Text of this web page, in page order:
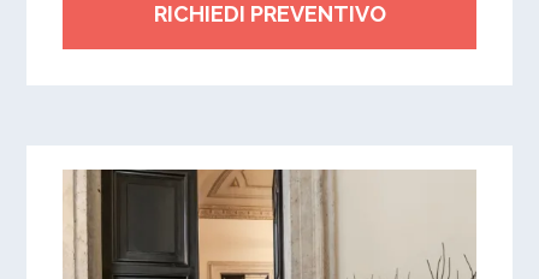
RICHIEDI PREVENTIVO